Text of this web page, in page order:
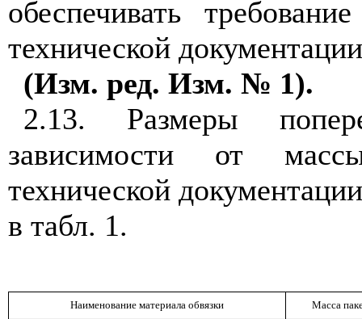
обеспечивать
технической
(Изм. ред. Изм. № 1).
2.13. Размеры
зависимости от
технической
в табл. 1.
Наименование материала обвязки
Масса